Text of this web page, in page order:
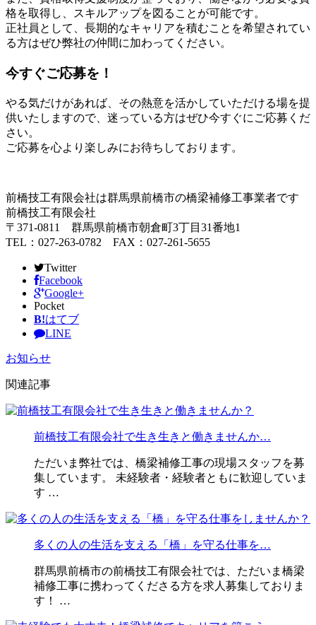
格を取得し、スキルアップを図ることが可能です。
正社員として、長期的なキャリアを積むことを希望されてい
る方はぜひ弊社の仲間に加わってください。
今すぐご応募を！
やる気だけがあれば、その熱意を活かしていただける場を提
供いたしますので、迷っている方はぜひ今すぐにご応募くだ
さい。
ご応募を心より楽しみにお待ちしております。
前橋技工有限会社は群馬県前橋市の橋梁補修工事業者です
前橋技工有限会社
〒371-0811 群馬県前橋市朝倉町3丁目31番地1
TEL：027-263-0782 FAX：027-261-5655
Twitter
Facebook
Google+
Pocket
B!はてブ
LINE
お知らせ
関連記事
前橋技工有限会社で生き生きと働きませんか…
ただいま弊社では、橋梁補修工事の現場スタッフを募
集しています。 未経験者・経験者ともに歓迎していま
す …
多くの人の生活を支える「橋」を守る仕事を…
群馬県前橋市の前橋技工有限会社では、ただいま橋梁
補修工事に携わってくださる方を求人募集しておりま
す！ …